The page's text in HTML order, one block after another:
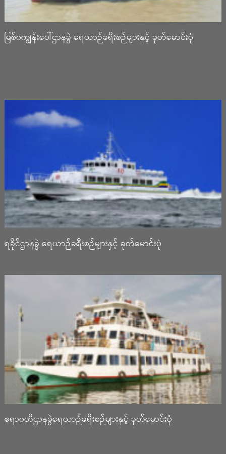
မြစ်၀ကျွန်းပေါ်ဌာနခွဲ ရေယာဉ်ခရီးစဉ်များနှင့် ခုတ်မောင်းပုံ
ရခိုင်ဌာနခွဲ ရေယာဉ်ခရီးစဉ်များနှင့် ခုတ်မောင်းပုံ
ဧရာ၀တီဌာနခွဲရေယာဉ်ခရီးစဉ်များနှင့် ခုတ်မောင်းပုံ